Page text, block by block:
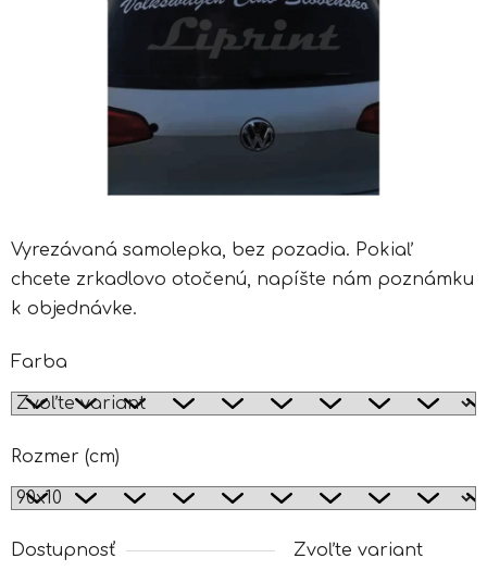
Vyrezávaná samolepka, bez pozadia. Pokiaľ
chcete zrkadlovo otočenú, napíšte nám poznámku
k objednávke.
Farba
Rozmer (cm)
Dostupnosť Zvoľte variant